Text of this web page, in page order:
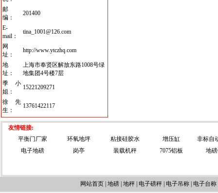
邮
编：
201400
E-
mail：
tina_1001@126.com
网
址：
http://www.ytczhq.com
地
址：
上海市奉贤区解放东路1008号绿
地集团4号楼7层
季小
姐：
15221209271
徐先
生：
13761422117
友情链接:
平衡门厂家
环氧地坪 粘接硅胶水 增压缸
非标自
电子地磅
岗亭 装载机秤 7075铝板 地
网站首页 地磅 地秤 电子磅秤 电子吊称 电子台称